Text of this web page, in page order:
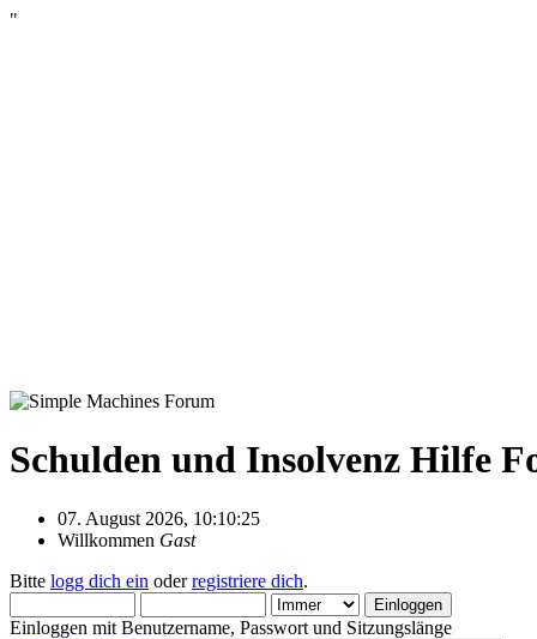
"
Schulden und Insolvenz Hilfe
07. August 2026, 10:10:25
Willkommen Gast
Bitte logg dich ein oderregistriere dich.
Einloggen mit Benutzername, Passwort und Sitzungslänge